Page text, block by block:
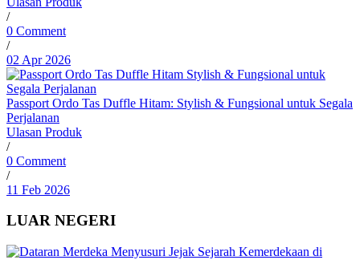
/
0 Comment
/
02 Apr 2026
Passport Ordo Tas Duffle Hitam: Stylish & Fungsional untuk Segala
Perjalanan
Ulasan Produk
/
0 Comment
/
11 Feb 2026
LUAR NEGERI